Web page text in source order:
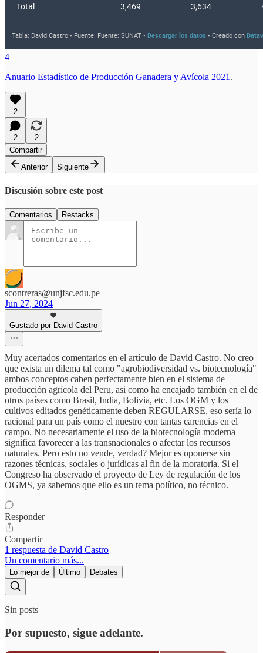
4
Anuario Estadístico de Producción Ganadera y Avícola 2021 .
2
2
2
Compartir
Anterior
Siguiente
Discusión sobre este post
Comentarios Restacks
scontreras@unjfsc.edu.pe
Jun 27, 2024
Gustado por David Castro
Muy acertados comentarios en el artículo de David Castro. No creo
que exista un dilema tal como "agrobiodiversidad vs. biotecnología"
ambos conceptos caben perfectamente bien en el sistema de
producción agrícola del Peru, asi como ha encajado también en el de
otros países como Brasil, India, Bolivia, etc. Los OGM y los
cultivos editados genéticamente deben REGULARSE, eso sería lo
racional para un país como el nuestro con tantas carencias en el
campo. No necesariamente el uso de la biotecnología moderna
significa favorecer a las transnacionales o afectar los recursos
naturales. Pero esto no vende, verdad? Mejor es oponerse sin
razones técnicas, sociales o jurídicas al fin de la moratoria. Si el
Congreso ha observado el proyecto de Ley de regulación de los
OGMS, ya sabemos que ello es un tema político, no técnico.
Responder
Compartir
1 respuesta de David Castro
Un comentario más...
Lo mejor de Último Debates
Sin posts
Por supuesto, sigue adelante.